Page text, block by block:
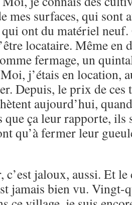
mes surfaces, qui sont
ont du matériel neuf.
locataire. Même en
fermage, un
j’étais en location,
Depuis, le prix de
aujourd’hui,
que ça leur rapporte, ils
qu’à fermer leur
c’est jaloux, aussi. Et
jamais bien vu. Vingt-